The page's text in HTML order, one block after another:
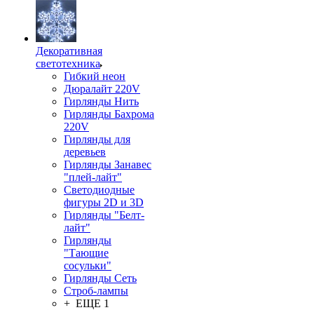
Декоративная
светотехника
Гибкий неон
Дюралайт 220V
Гирлянды Нить
Гирлянды Бахрома
220V
Гирлянды для
деревьев
Гирлянды Занавес
"плей-лайт"
Светодиодные
фигуры 2D и 3D
Гирлянды "Белт-
лайт"
Гирлянды
"Тающие
сосульки"
Гирлянды Сеть
Строб-лампы
+ ЕЩЕ 1